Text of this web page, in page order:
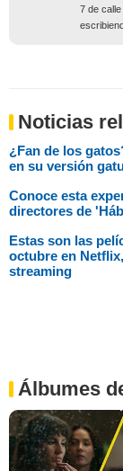
7 de
Noticias
¿Fan de los
en su versión
Conoce esta
directores de
Estas son las
octubre en
streaming
Álbumes